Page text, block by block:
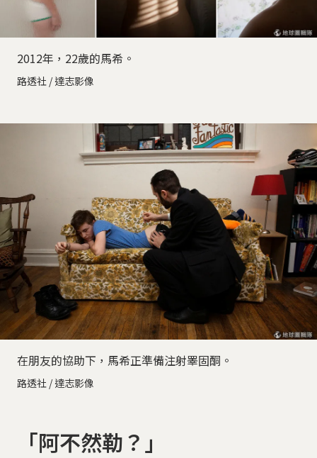
2012年，22歲的馬希。
路透社 / 達志影像
在朋友的協助下，馬希正準備注射睪固酮。
路透社 / 達志影像
「阿不然勒？」